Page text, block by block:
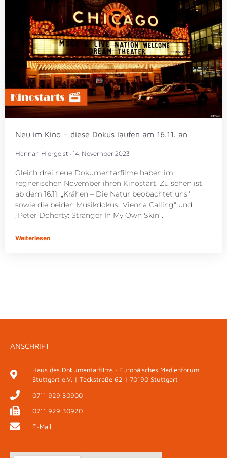
Neu im Kino – diese Dokus laufen am 16.11. an
Hannah Hiergeist 14. November 2023
Gleich drei neue Dokumentarfilme haben im
regnerischen November ihren Kinostart. Zu sehen ist
ab dem 16.11. „Krähen – Die Natur beobachtet uns“
sowie die beiden Musikdokus „Vienna Calling“ und
„Peter Doherty: Stranger In My Own Skin“.
Weiterlesen
ANSCHRIFT
Haus des Dokumentarfilms · Europäisches Medienforum
Stuttgart e.V. | Teckstraße 62 | 70190 Stuttgart
0711 929 30900
0711 929 30920
E-Mail